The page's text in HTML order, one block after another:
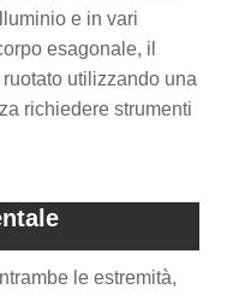
e in vari
esagonale, il
utilizzando una
richiedere strumenti
le estremità,